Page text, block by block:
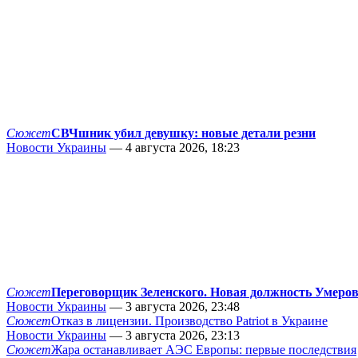
СюжетСВЧшник убил девушку: новые детали резни
Новости Украины — 4 августа 2026, 18:23
СюжетПереговорщик Зеленского. Новая должность
Новости Украины — 3 августа 2026, 23:48
СюжетОтказ в лицензии. Производство Patriot в Украине
Новости Украины — 3 августа 2026, 23:13
СюжетЖара останавливает АЭС Европы: первые последствия